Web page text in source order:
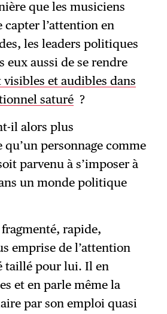
que les musiciens
capter l’attention en
les leaders politiques
eux aussi de se rendre
et audibles dans
saturé ?
il alors plus
personnage comme
parvenu à s’imposer à
un monde politique
rapide,
emprise de l’attention
taillé pour lui. Il en
et en parle même la
par son emploi quasi